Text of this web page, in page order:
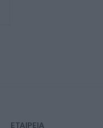
ΕΤΑΙΡΕΊΑ